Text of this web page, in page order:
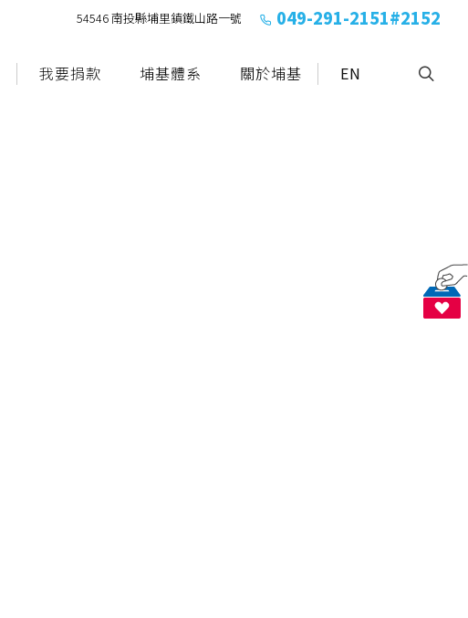
54546 南投縣埔里鎮鐵山路一號 049-291-2151#2152
我要捐款 埔基體系 關於埔基 EN